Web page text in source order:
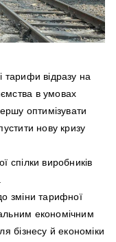
тарифи відразу на
в умовах
оптимізувати
нову кризу
спілки виробників
зміни тарифної
економічним
бізнесу й економіки